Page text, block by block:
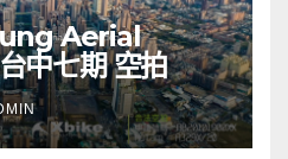
Aerial
中七期 空拍